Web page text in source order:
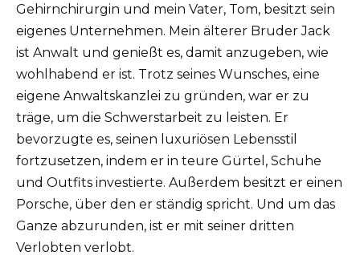
Gehirnchirurgin und mein Vater, Tom, besitzt sein
eigenes Unternehmen. Mein älterer Bruder Jack
ist Anwalt und genießt es, damit anzugeben, wie
wohlhabend er ist. Trotz seines Wunsches, eine
eigene Anwaltskanzlei zu gründen, war er zu
träge, um die Schwerstarbeit zu leisten. Er
bevorzugte es, seinen luxuriösen Lebensstil
fortzusetzen, indem er in teure Gürtel, Schuhe
und Outfits investierte. Außerdem besitzt er einen
Porsche, über den er ständig spricht. Und um das
Ganze abzurunden, ist er mit seiner dritten
Verlobten verlobt.